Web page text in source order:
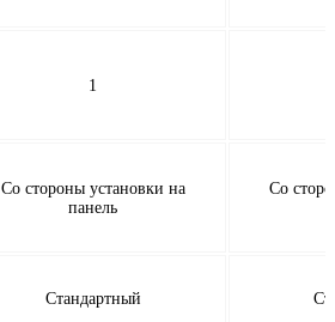
1
Со стороны установки на
панель
Со
Стандартный